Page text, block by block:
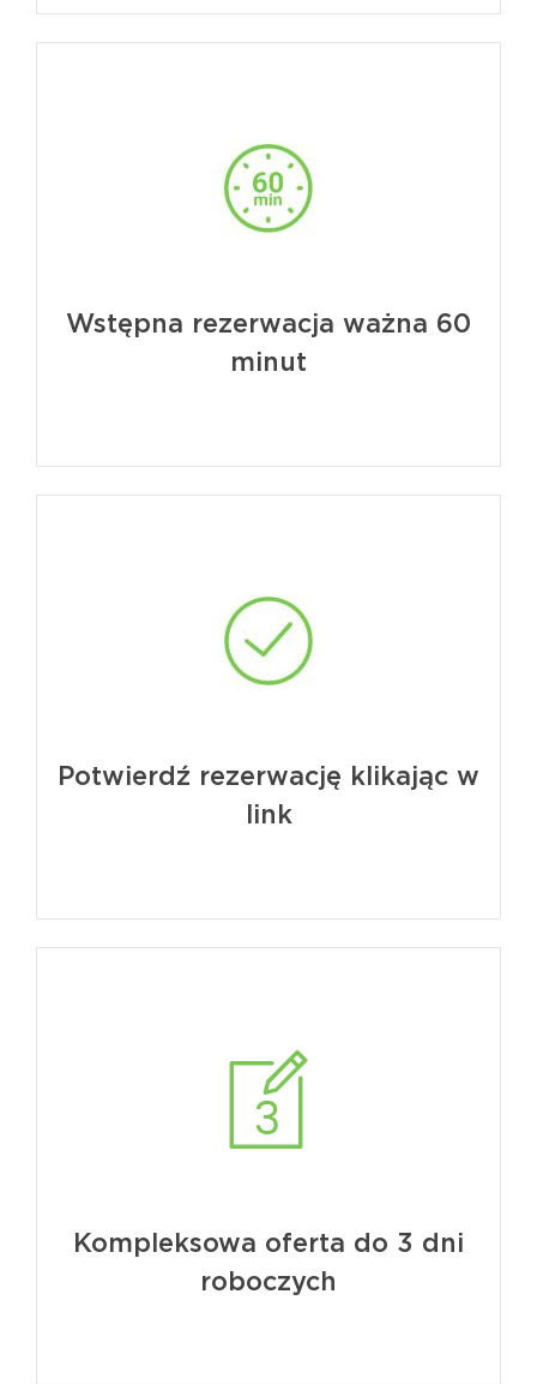
Wstępna rezerwacja ważna 60
minut
Potwierdź rezerwację klikając w
link
Kompleksowa oferta do 3 dni
roboczych